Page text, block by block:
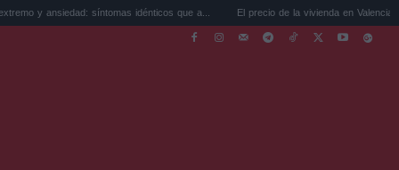
síntomas idénticos que a... El precio de la vivienda en Valencia sube a 3.485 ...